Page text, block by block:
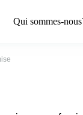
Qui sommes-